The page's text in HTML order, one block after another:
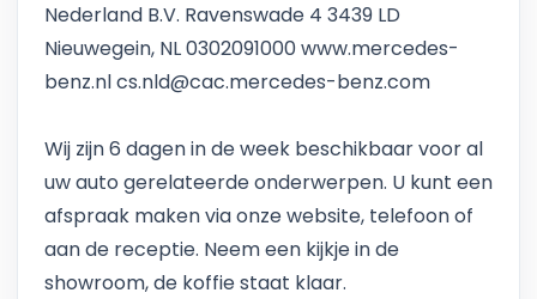
Nederland B.V. Ravenswade 4 3439 LD
Nieuwegein, NL 0302091000 www.mercedes-
benz.nl cs.nld@cac.mercedes-benz.com
Wij zijn 6 dagen in de week beschikbaar voor al
uw auto gerelateerde onderwerpen. U kunt een
afspraak maken via onze website, telefoon of
aan de receptie. Neem een kijkje in de
showroom, de koffie staat klaar.